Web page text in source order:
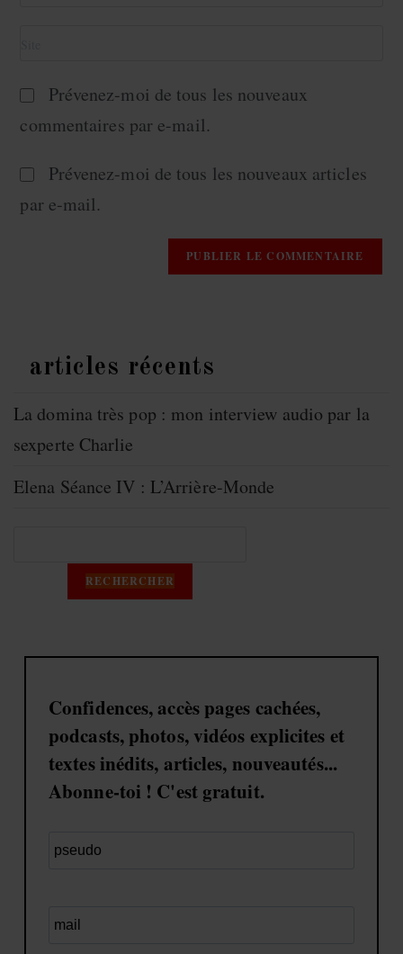
Prévenez-moi de tous les nouveaux
commentaires par e-mail.
Prévenez-moi de tous les nouveaux articles
par e-mail.
articles récents
La domina très pop : mon interview audio par la
sexperte Charlie
Elena Séance IV : L’Arrière-Monde
RECHERCHER
Confidences, accès pages cachées,
podcasts, photos, vidéos explicites et
textes inédits, articles, nouveautés...
Abonne-toi ! C'est gratuit.